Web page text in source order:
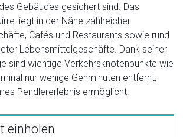
Gebäudes gesichert sind. Das
liegt in der Nähe zahlreicher
Cafés und Restaurants sowie rund
Lebensmittelgeschäfte. Dank seiner
sind wichtige Verkehrsknotenpunkte wie
nur wenige Gehminuten entfernt,
Pendlererlebnis ermöglicht.
einholen